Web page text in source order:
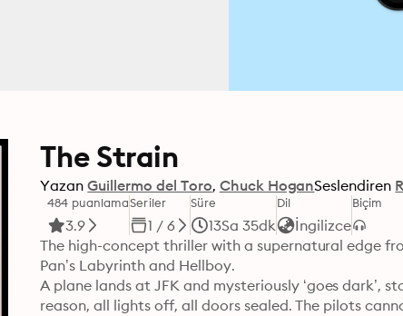
The Strain
Yazan Guillermo del Toro Chuck HoganSeslendiren
484 puanlama
3.9
Seriler
1 / 6
Süre
13Sa 35dk
Dil
İngilizce
Biçim
The high-concept thriller with a supernatural edge
Pan’s Labyrinth and Hellboy.
A plane lands at JFK and mysteriously ‘goes dark’,
reason, all lights off, all doors sealed. The pilots